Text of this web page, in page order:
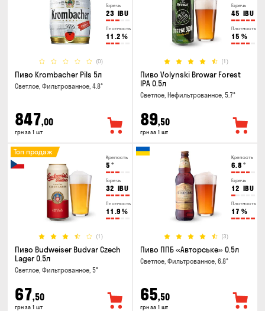
Горечь
23 IBU
Плотность
11.2 %
(0)
Пиво Krombacher Pils 5л
Светлое, Фильтрованное, 4.8°
847,00
грн за 1 шт
Горечь
45 IBU
Плотность
15 %
(1)
Пиво Volynski Browar Forest
IPA 0.5л
Светлое, Нефильтрованное, 5.7°
89,50
грн за 1 шт
Крепость
5 °
Горечь
32 IBU
Плотность
11.9 %
(1)
Топ продаж
Пиво Budweiser Budvar Czech
Lager 0.5л
Светлое, Фильтрованное, 5°
67,50
грн за 1 шт
Крепость
6.8 °
Горечь
12 IBU
Плотность
17 %
(3)
Пиво ППБ «Авторське» 0.5л
Светлое, Фильтрованное, 6.8°
65,50
грн за 1 шт